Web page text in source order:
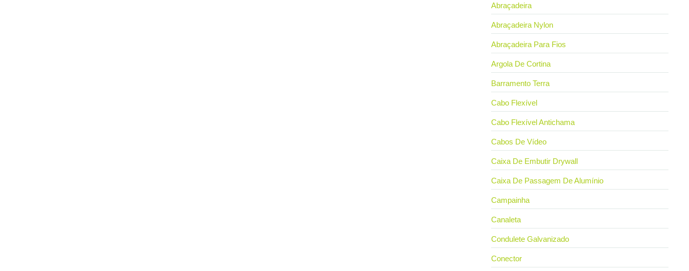
Abraçadeira
Abraçadeira Nylon
Abraçadeira Para Fios
Argola De Cortina
Barramento Terra
Cabo Flexível
Cabo Flexível Antichama
Cabos De Vídeo
Caixa De Embutir Drywall
Caixa De Passagem De Alumínio
Campainha
Canaleta
Condulete Galvanizado
Conector